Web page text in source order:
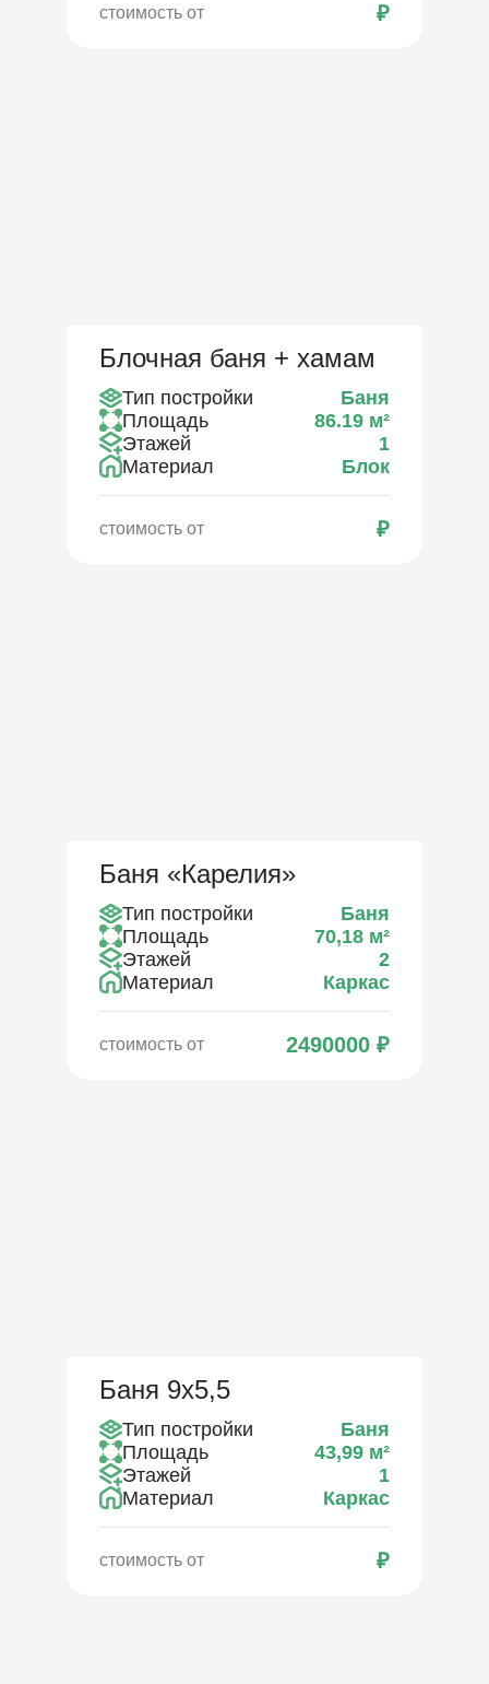
стоимость от ₽
Блочная баня + хамам
Тип постройки
Баня
Площадь
86.19 м²
Этажей
1
Материал
Блок
стоимость от ₽
Баня «Карелия»
Тип постройки
Баня
Площадь
70,18 м²
Этажей
2
Материал
Каркас
стоимость от 2490000 ₽
Баня 9х5,5
Тип постройки
Баня
Площадь
43,99 м²
Этажей
1
Материал
Каркас
стоимость от ₽